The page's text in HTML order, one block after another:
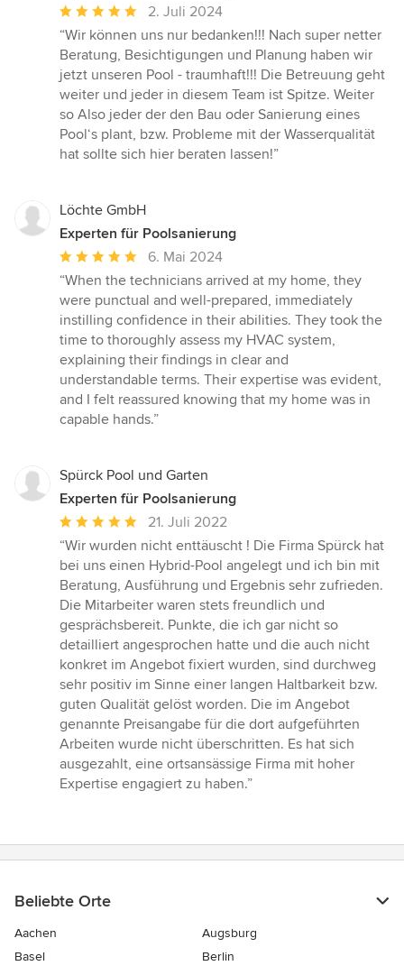
Durchschnittliche
Bewertung:
5
von
5
Sternen
2. Juli 2024
“Wir können uns nur bedanken!!! Nach super netter
Beratung, Besichtigungen und Planung haben wir
jetzt unseren Pool - traumhaft!!! Die Betreuung geht
weiter und jeder in diesem Team ist Spitze. Weiter
so Also jeder der den Bau oder Sanierung eines
Pool‘s plant, bzw. Probleme mit der Wasserqualität
hat sollte sich hier beraten lassen!”
Löchte GmbH
Experten für Poolsanierung
Durchschnittliche
Bewertung:
5
von
5
Sternen
6. Mai 2024
“When the technicians arrived at my home, they
were punctual and well-prepared, immediately
instilling confidence in their abilities. They took the
time to thoroughly assess my HVAC system,
explaining their findings in clear and
understandable terms. Their expertise was evident,
and I felt reassured knowing that my home was in
capable hands.”
Spürck Pool und Garten
Experten für Poolsanierung
Durchschnittliche
Bewertung:
5
von
5
Sternen
21. Juli 2022
“Wir wurden nicht enttäuscht ! Die Firma Spürck hat
bei uns einen Hybrid-Pool angelegt und ich bin mit
Beratung, Ausführung und Ergebnis sehr zufrieden.
Die Mitarbeiter waren stets freundlich und
gesprächsbereit. Punkte, die ich gar nicht so
detailliert angesprochen hatte und die auch nicht
konkret im Angebot fixiert wurden, sind durchweg
sehr positiv im Sinne einer langen Haltbarkeit bzw.
guten Qualität gelöst worden. Die im Angebot
genannte Preisangabe für die dort aufgeführten
Arbeiten wurde nicht überschritten. Es hat sich
ausgezahlt, eine ortsansässige Firma mit hoher
Expertise engagiert zu haben.”
Beliebte Orte
Aachen
Augsburg
Basel
Berlin